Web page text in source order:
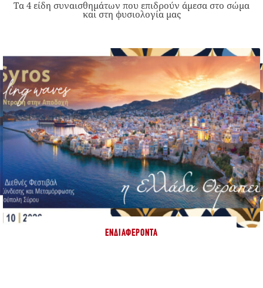
Τα 4 είδη συναισθημάτων που επιδρούν άμεσα στο σώμα
και στη φυσιολογία μας
ΕΝΔΙΑΦΈΡΟΝΤΑ